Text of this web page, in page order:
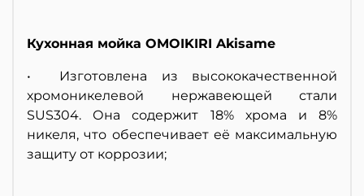
Кухонная мойка OMOIKIRI Akisame
• Изготовлена из высококачественной
хромоникелевой нержавеющей стали
SUS304. Она содержит 18% хрома и 8%
никеля, что обеспечивает её максимальную
защиту от коррозии;